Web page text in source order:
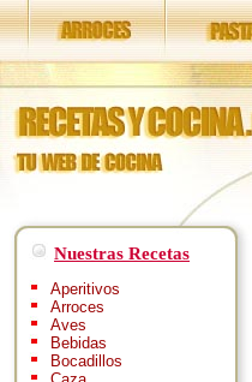
Nuestras Recetas
Aperitivos
Arroces
Aves
Bebidas
Bocadillos